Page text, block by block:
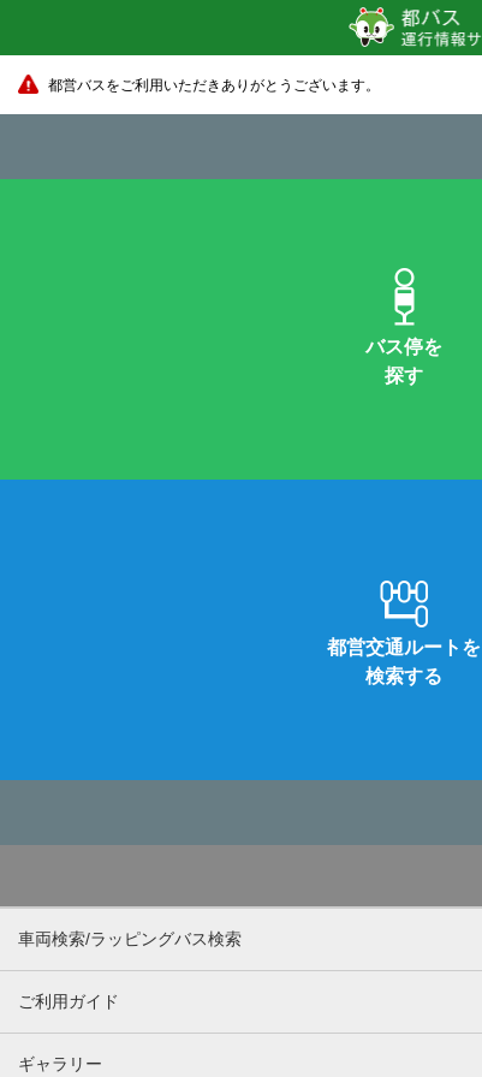
都営バスをご利用いただきありがとうございます。
バス停を
探す
都営交通ルートを
検索する
車両検索/ラッピングバス検索
ご利用ガイド
ギャラリー